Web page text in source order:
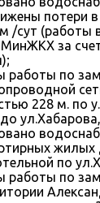
потери
/сут (работы
за
работы по
228 м. по
по
работы по